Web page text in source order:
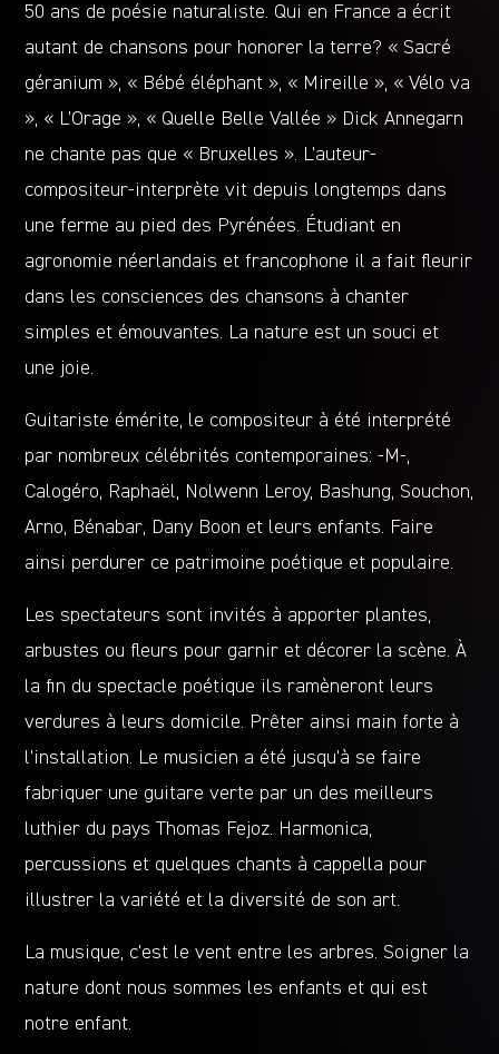
50 ans de poésie naturaliste. Qui en France a écrit
autant de chansons pour honorer la terre? « Sacré
géranium », « Bébé éléphant », « Mireille », « Vélo va
», « L’Orage », « Quelle Belle Vallée » Dick Annegarn
ne chante pas que « Bruxelles ». L’auteur-
compositeur-interprète vit depuis longtemps dans
une ferme au pied des Pyrénées. Étudiant en
agronomie néerlandais et francophone il a fait fleurir
dans les consciences des chansons à chanter
simples et émouvantes. La nature est un souci et
une joie.
Guitariste émérite, le compositeur à été interprété
par nombreux célébrités contemporaines: -M-,
Calogéro, Raphaël, Nolwenn Leroy, Bashung, Souchon,
Arno, Bénabar, Dany Boon et leurs enfants. Faire
ainsi perdurer ce patrimoine poétique et populaire.
Les spectateurs sont invités à apporter plantes,
arbustes ou fleurs pour garnir et décorer la scène. À
la fin du spectacle poétique ils ramèneront leurs
verdures à leurs domicile. Prêter ainsi main forte à
l’installation. Le musicien a été jusqu’à se faire
fabriquer une guitare verte par un des meilleurs
luthier du pays Thomas Fejoz. Harmonica,
percussions et quelques chants à cappella pour
illustrer la variété et la diversité de son art.
La musique, c’est le vent entre les arbres. Soigner la
nature dont nous sommes les enfants et qui est
notre enfant.